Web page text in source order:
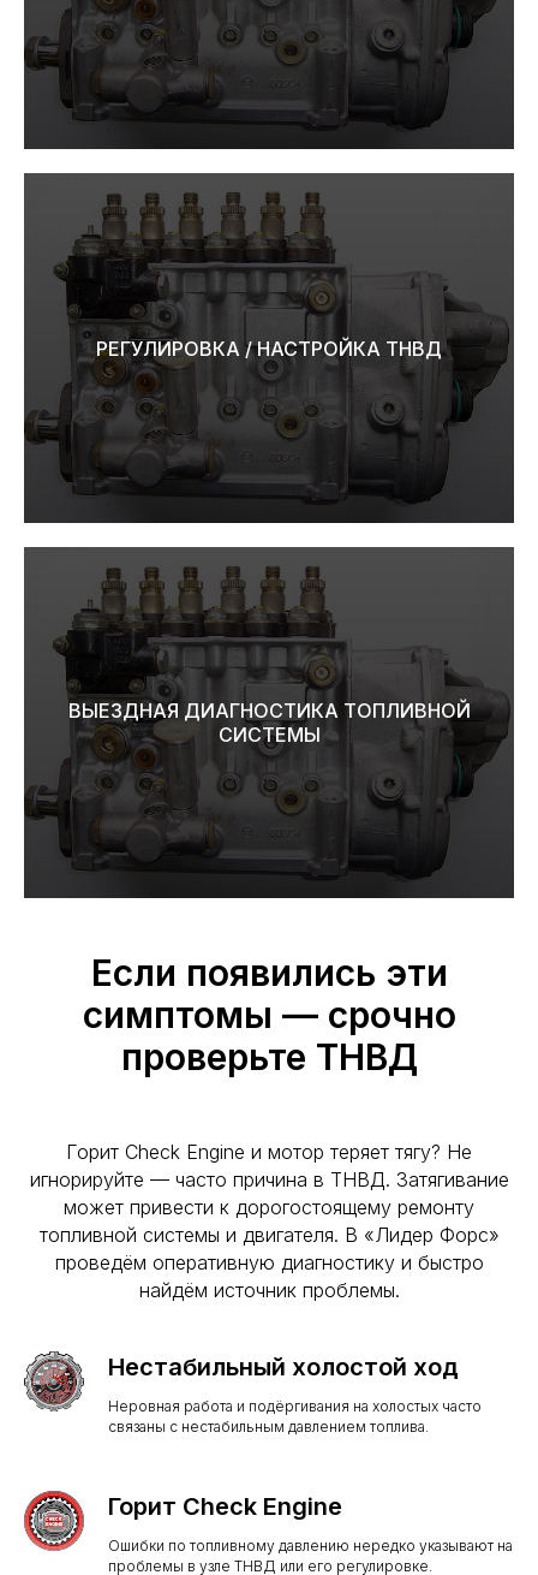
РЕГУЛИРОВКА / НАСТРОЙКА ТНВД
ВЫЕЗДНАЯ ДИАГНОСТИКА ТОПЛИВНОЙ
СИСТЕМЫ
Если появились эти
симптомы — срочно
проверьте ТНВД
Горит Check Engine и мотор теряет тягу? Не
игнорируйте — часто причина в ТНВД. Затягивание
может привести к дорогостоящему ремонту
топливной системы и двигателя. В «Лидер Форс»
проведём оперативную диагностику и быстро
найдём источник проблемы.
Нестабильный холостой ход
Неровная работа и подёргивания на холостых часто
связаны с нестабильным давлением топлива.
Горит Check Engine
Ошибки по топливному давлению нередко указывают на
проблемы в узле ТНВД или его регулировке.